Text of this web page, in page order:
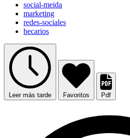
social-meida
marketing
redes-sociales
becarios
Leer más tarde Favoritos Pdf